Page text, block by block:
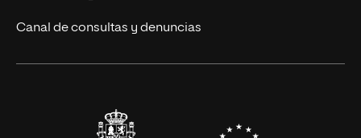
Eventos
Canal de consultas y denuncias